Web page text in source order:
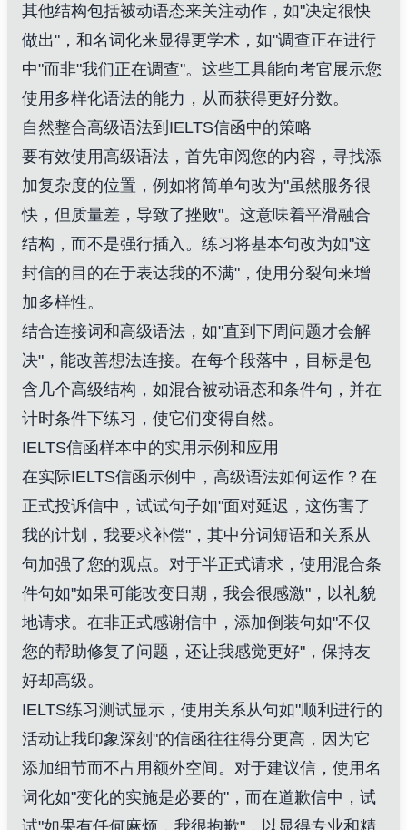
其他结构包括被动语态来关注动作，如"决定很快
做出"，和名词化来显得更学术，如"调查正在进行
中"而非"我们正在调查"。这些工具能向考官展示您
使用多样化语法的能力，从而获得更好分数。
自然整合高级语法到IELTS信函中的策略
要有效使用高级语法，首先审阅您的内容，寻找添
加复杂度的位置，例如将简单句改为"虽然服务很
快，但质量差，导致了挫败"。这意味着平滑融合
结构，而不是强行插入。练习将基本句改为如"这
封信的目的在于表达我的不满"，使用分裂句来增
加多样性。
结合连接词和高级语法，如"直到下周问题才会解
决"，能改善想法连接。在每个段落中，目标是包
含几个高级结构，如混合被动语态和条件句，并在
计时条件下练习，使它们变得自然。
IELTS信函样本中的实用示例和应用
在实际IELTS信函示例中，高级语法如何运作？在
正式投诉信中，试试句子如"面对延迟，这伤害了
我的计划，我要求补偿"，其中分词短语和关系从
句加强了您的观点。对于半正式请求，使用混合条
件句如"如果可能改变日期，我会很感激"，以礼貌
地请求。在非正式感谢信中，添加倒装句如"不仅
您的帮助修复了问题，还让我感觉更好"，保持友
好却高级。
IELTS练习测试显示，使用关系从句如"顺利进行的
活动让我印象深刻"的信函往往得分更高，因为它
添加细节而不占用额外空间。对于建议信，使用名
词化如"变化的实施是必要的"，而在道歉信中，试
试"如果有任何麻烦，我很抱歉"，以显得专业和精